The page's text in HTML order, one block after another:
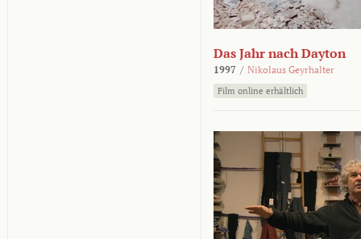
Das Jahr nach Dayton
1997 / Nikolaus Geyrhalter
Film online erhältlich